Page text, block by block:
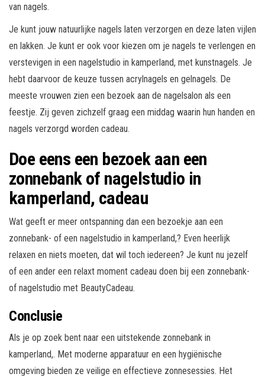
van nagels.
Je kunt jouw natuurlijke nagels laten verzorgen en deze laten vijlen
en lakken. Je kunt er ook voor kiezen om je nagels te verlengen en
verstevigen in een nagelstudio in kamperland, met kunstnagels. Je
hebt daarvoor de keuze tussen acrylnagels en gelnagels. De
meeste vrouwen zien een bezoek aan de nagelsalon als een
feestje. Zij geven zichzelf graag een middag waarin hun handen en
nagels verzorgd worden cadeau.
Doe eens een bezoek aan een
zonnebank of nagelstudio in
kamperland, cadeau
Wat geeft er meer ontspanning dan een bezoekje aan een
zonnebank- of een nagelstudio in kamperland,? Even heerlijk
relaxen en niets moeten, dat wil toch iedereen? Je kunt nu jezelf
of een ander een relaxt moment cadeau doen bij een zonnebank-
of nagelstudio met BeautyCadeau.
Conclusie
Als je op zoek bent naar een uitstekende zonnebank in
kamperland,. Met moderne apparatuur en een hygiënische
omgeving bieden ze veilige en effectieve zonnesessies. Het